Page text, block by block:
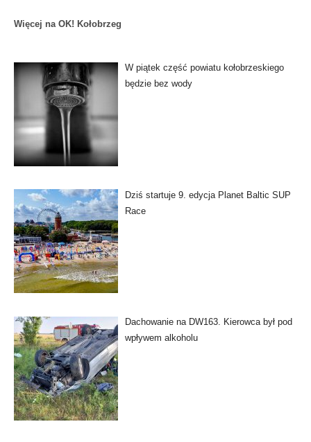
Więcej na OK! Kołobrzeg
W piątek część powiatu kołobrzeskiego
będzie bez wody
Dziś startuje 9. edycja Planet Baltic SUP
Race
Dachowanie na DW163. Kierowca był pod
wpływem alkoholu